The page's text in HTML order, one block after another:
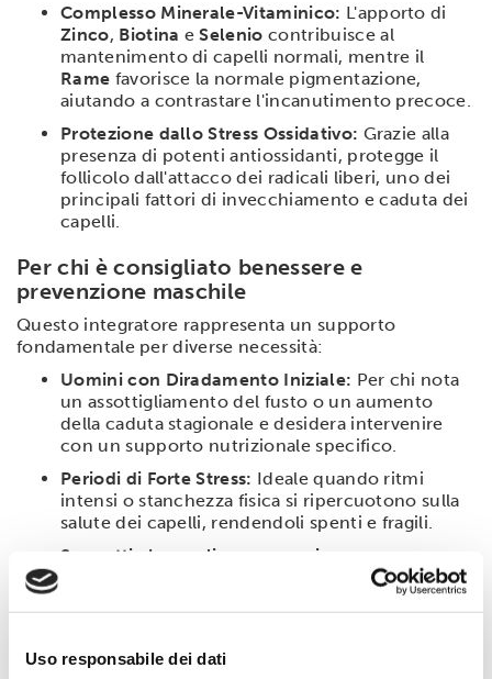
Uso responsabile dei dati
Complesso Minerale-Vitaminico: L'apporto di
Zinco, Biotina eSelenio contribuisce al
mantenimento di capelli normali, mentre il
Rame favorisce la normale pigmentazione,
aiutando a contrastare l'incanutimento precoce.
Protezione dallo Stress Ossidativo: Grazie alla
presenza di potenti antiossidanti, protegge il
follicolo dall'attacco dei radicali liberi, uno dei
principali fattori di invecchiamento e caduta dei
capelli.
Per chi è consigliato benessere e
prevenzione maschile
Questo integratore rappresenta un supporto
fondamentale per diverse necessità:
Uomini con Diradamento Iniziale: Per chi nota
un assottigliamento del fusto o un aumento
della caduta stagionale e desidera intervenire
con un supporto nutrizionale specifico.
Periodi di Forte Stress: Ideale quando ritmi
intensi o stanchezza fisica si ripercuotono sulla
salute dei capelli, rendendoli spenti e fragili.
Soggetti che vogliono prevenire
Un alleato
prezioso per mantenere una chioma folta e sana